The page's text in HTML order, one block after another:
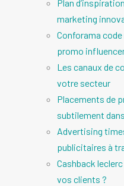
Plan
marketing
Conforama
promo
Les canaux de
votre secteur
Placements de
subtilement
Advertising
publicitaires à
Cashback
vos clients ?